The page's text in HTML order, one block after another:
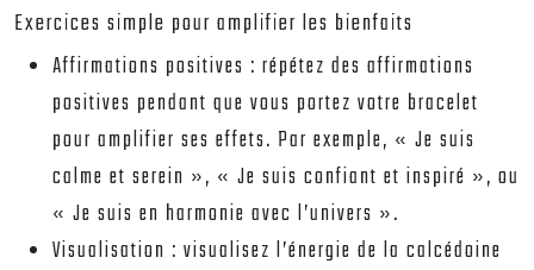
Exercices simple pour amplifier les bienfaits
Affirmations positives : répétez des affirmations
positives pendant que vous portez votre bracelet
pour amplifier ses effets. Par exemple, « Je suis
calme et serein », « Je suis confiant et inspiré », ou
« Je suis en harmonie avec l’univers ».
Visualisation : visualisez l’énergie de la calcédoine